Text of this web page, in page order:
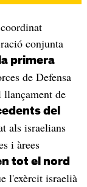
conjunta
primera
de Defensa
llançament de
del
als israelians
i àrees
tot el nord
l'exèrcit israelià